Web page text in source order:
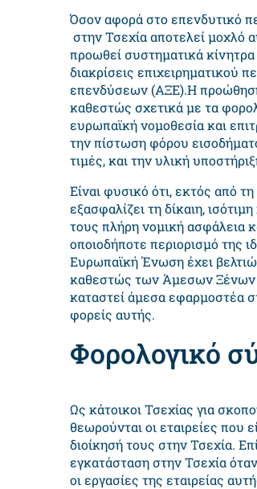
Όσον αφορά στο επενδυτικό
στην Τσεχία αποτελεί
προωθεί συστηματικά κίνητρα
διακρίσεις
επενδύσεων (ΑΞΕ).Η
καθεστώς σχετικά με τα
ευρωπαϊκή νομοθεσία και
την πίστωση φόρου
τιμές, και την υλική
Είναι φυσικό ότι, εκτός από
εξασφαλίζει τη δίκαιη,
τους πλήρη νομική ασφάλεια
οποιοδήποτε περιορισμό της
Ευρωπαϊκή Ένωση έχει
καθεστώς των Άμεσων
καταστεί άμεσα εφαρμοστέα
φορείς αυτής.
Φορολογικό
Ως κάτοικοι Τσεχίας για
θεωρούνται οι εταιρείες που
διοίκησή τους στην Τσεχία.
εγκατάσταση στην Τσεχία
οι εργασίες της εταιρείας